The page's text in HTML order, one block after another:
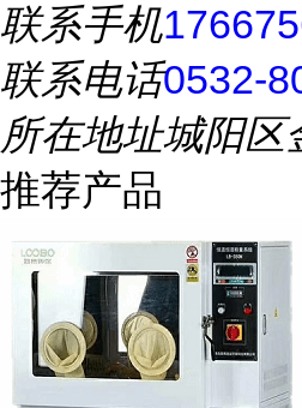
联系手机
联系电话0532-
所在地址城阳区
推荐产品